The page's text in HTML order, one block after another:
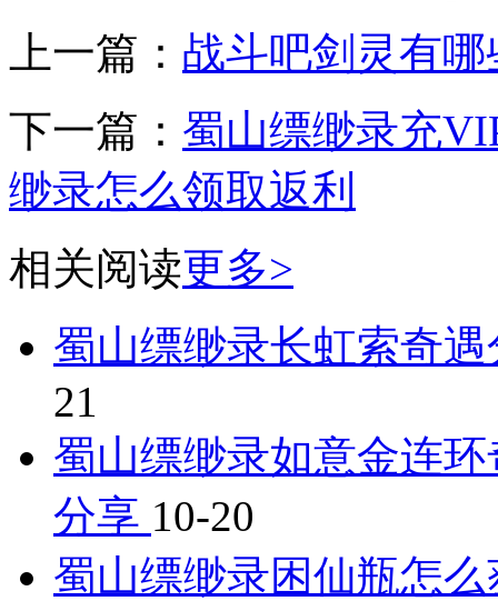
上一篇： 战斗吧剑灵有
下一篇： 蜀山缥缈录充
缈录怎么领取返利
相关阅读更多>
蜀山缥缈录长虹索奇
21
蜀山缥缈录如意金连
分享 10-20
蜀山缥缈录困仙瓶怎